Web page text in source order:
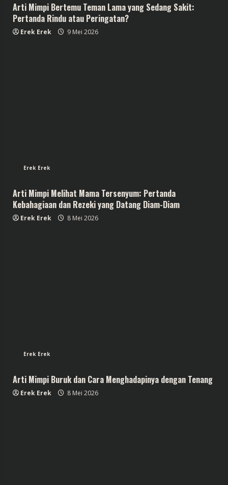
Arti Mimpi Bertemu Teman Lama yang Sedang Sakit:
Pertanda Rindu atau Peringatan?
Erek Erek 9 Mei 2026
Erek Erek
Arti Mimpi Melihat Mama Tersenyum: Pertanda
Kebahagiaan dan Rezeki yang Datang Diam-Diam
Erek Erek 8 Mei 2026
Erek Erek
Arti Mimpi Buruk dan Cara Menghadapinya dengan Tenang
Erek Erek 8 Mei 2026